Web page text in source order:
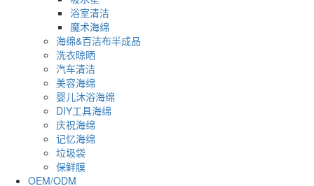
浴室清洁
魔术海绵
海绵&百洁布半成品
洗衣晾晒
汽车清洁
美容海绵
婴儿沐浴海绵
DIY工具海绵
庆祝海绵
记忆海绵
垃圾袋
保鲜膜
OEM/ODM